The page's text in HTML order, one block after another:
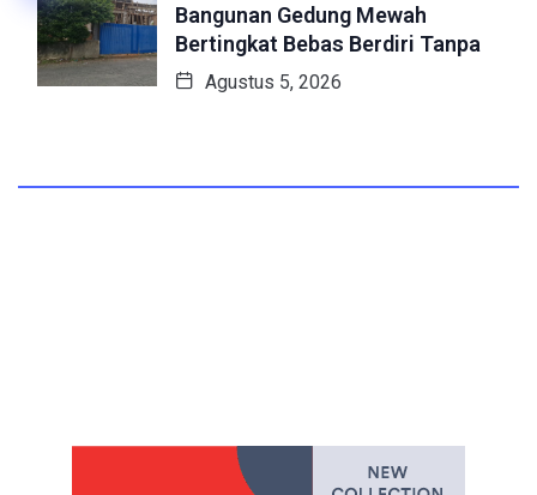
Bangunan Gedung Mewah
Bertingkat Bebas Berdiri Tanpa
Agustus 5, 2026